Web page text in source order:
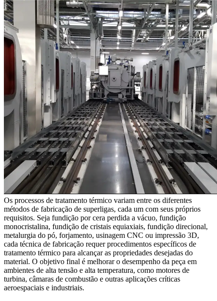
Os processos de tratamento térmico variam entre os diferentes
métodos de fabricação de superligas, cada um com seus próprios
requisitos. Seja fundição por cera perdida a vácuo, fundição
monocristalina, fundição de cristais equiaxiais, fundição direcional,
metalurgia do pó, forjamento, usinagem CNC ou impressão 3D,
cada técnica de fabricação requer procedimentos específicos de
tratamento térmico para alcançar as propriedades desejadas do
material. O objetivo final é melhorar o desempenho da peça em
ambientes de alta tensão e alta temperatura, como motores de
turbina, câmaras de combustão e outras aplicações críticas
aeroespaciais e industriais.